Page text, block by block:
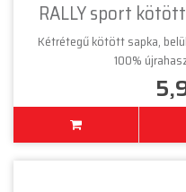
RALLY sport
Kétrétegű kötött sapka,
100%